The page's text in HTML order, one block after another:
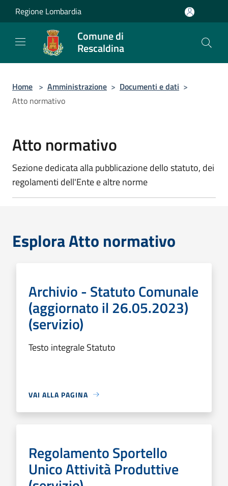
Salta al contenuto principale
Regione Lombardia
Comune di
Rescaldina
Home > Amministrazione > Documenti e dati >
Atto normativo
Atto normativo
Sezione dedicata alla pubblicazione dello statuto, dei
regolamenti dell'Ente e altre norme
Esplora Atto normativo
Archivio - Statuto Comunale
(aggiornato il 26.05.2023)
(servizio)
Testo integrale Statuto
VAI ALLA PAGINA
Regolamento Sportello
Unico Attività Produttive